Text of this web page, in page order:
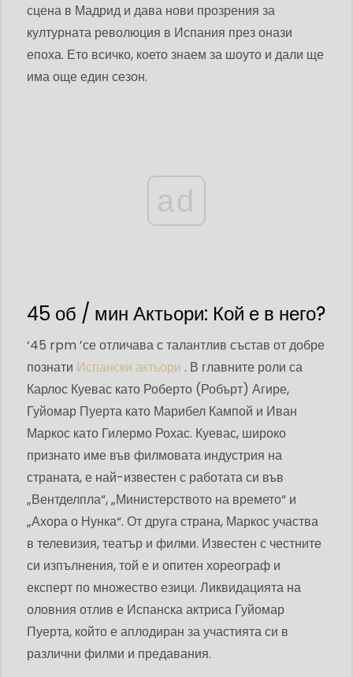
сцена в Мадрид и дава нови прозрения за
културната революция в Испания през онази
епоха. Ето всичко, което знаем за шоуто и дали ще
има още един сезон.
ad
45 об / мин Актьори: Кой е в него?
‘45 rpm ’се отличава с талантлив състав от добре
познати Испански актьори . В главните роли са
Карлос Куевас като Роберто (Робърт) Агире,
Гуйомар Пуерта като Марибел Кампой и Иван
Маркос като Гилермо Рохас. Куевас, широко
признато име във филмовата индустрия на
страната, е най-известен с работата си във
„Вентделпла“, „Министерството на времето“ и
„Ахора о Нунка“. От друга страна, Маркос участва
в телевизия, театър и филми. Известен с честните
си изпълнения, той е и опитен хореограф и
експерт по множество езици. Ликвидацията на
оловния отлив е Испанска актриса Гуйомар
Пуерта, който е аплодиран за участията си в
различни филми и предавания.